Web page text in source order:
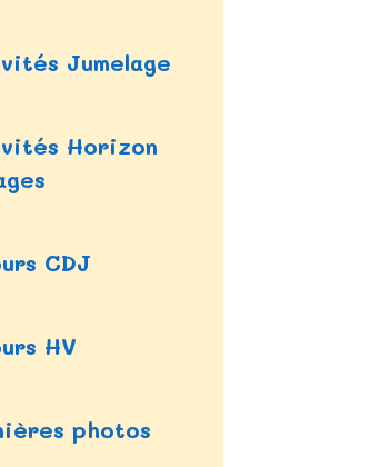
Jumelage
Horizon
CDJ
HV
photos